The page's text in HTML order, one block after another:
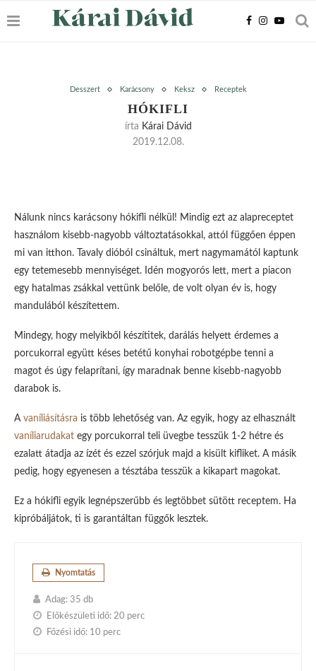
Desszert Karácsony Keksz Receptek
HÓKIFLI
írta Kárai Dávid
2019.12.08.
Nálunk nincs karácsony hókifli nélkül! Mindig ezt az alapreceptet
használom kisebb-nagyobb változtatásokkal, attól függően éppen
mi van itthon. Tavaly dióból csináltuk, mert nagymamától kaptunk
egy tetemesebb mennyiséget. Idén mogyorós lett, mert a piacon
egy hatalmas zsákkal vettünk belőle, de volt olyan év is, hogy
mandulából készítettem.
Mindegy, hogy melyikből készítitek, darálás helyett érdemes a
porcukorral együtt késes betétű konyhai robotgépbe tenni a
magot és úgy felaprítani, így maradnak benne kisebb-nagyobb
darabok is.
A vaníliásításra is több lehetőség van. Az egyik, hogy az elhasznált
vaníliarudakat egy porcukorral teli üvegbe tesszük 1-2 hétre és
ezalatt átadja az ízét és ezzel szórjuk majd a kisült kifliket. A másik
pedig, hogy egyenesen a tésztába tesszük a kikapart magokat.
Ez a hókifli egyik legnépszerűbb és legtöbbet sütött receptem. Ha
kipróbáljátok, ti is garantáltan függők lesztek.
Nyomtatás
Adag: 35 db
Előkészületi idő: 20 perc
Főzési idő: 10 perc